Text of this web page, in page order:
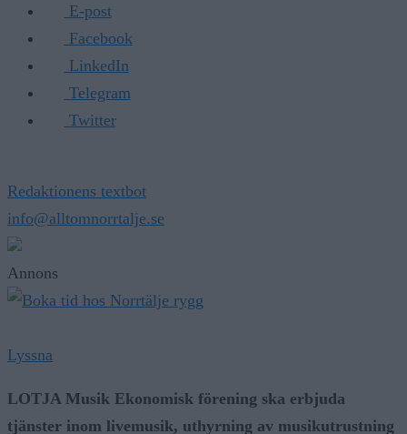
E-post
Facebook
LinkedIn
Telegram
Twitter
Redaktionens textbot
info@alltomnorrtalje.se
Annons
Lyssna
LOTJA Musik Ekonomisk förening ska erbjuda
tjänster inom livemusik, uthyrning av musikutrustning